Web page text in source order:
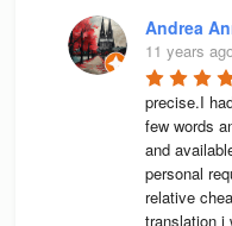
Andrea
11 years
precise.I
few words
and
personal
relative
translation i